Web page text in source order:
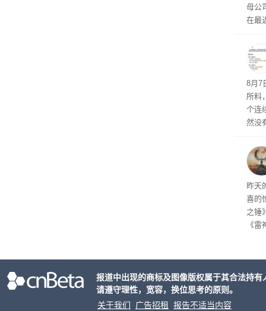
发效
母公
在最
ss
悄
8月7
所料
个连
然没
有
着——
线
昨天
喜的
之锤
《
报道中出现的商标及图像版权属于其合法持
请遵守理性，宽容，换位思考的原则。
关于我们
广告招租
报告不适当内容